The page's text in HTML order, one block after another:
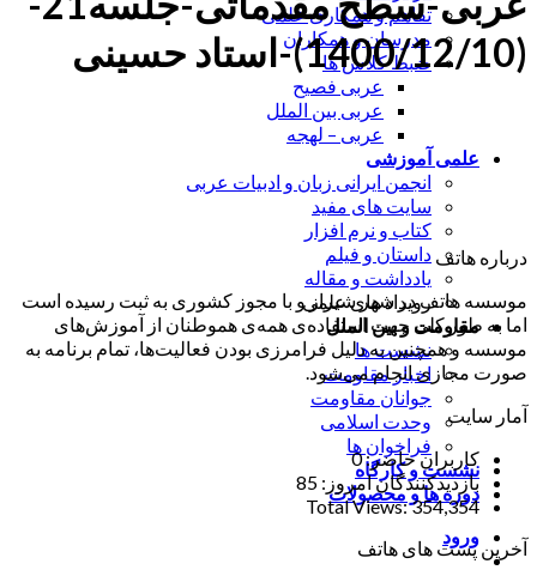
تفاهم و همکاری علمی
مدرسان و همکاران
ضبط کلاس ها
عربی فصیح
عربی بین الملل
عربی – لهجه
علمی آموزشی
انجمن ایرانی زبان و ادبیات عربی
سایت های مفید
کتاب و نرم افزار
داستان و فیلم
یادداشت و مقاله
رویداد های علمی
مقاومت و بین الملل
نشست ها
اخبار مقاومت
جوانان مقاومت
وحدت اسلامی
فراخوان ها
نشست و کارگاه
دوره ها و محصولات
ورود
(1400/12/10)-استاد حسینی
درباره هاتف
موسسه هاتف در شهر شیراز و با مجوز کشوری به ثبت رسیده است
اما به طور کلی جهت استفاده‌ی همه‌ی هموطنان از آموزش‌های
موسسه و همچنین به دلیل فرامرزی بودن فعالیت‌ها، تمام برنامه به
صورت مجازی انجام می‌شود.
آمار سایت
کاربران حاضر:0
بازدیدکنندگان امروز: 85
Total Views:354,354
آخرین پست های هاتف